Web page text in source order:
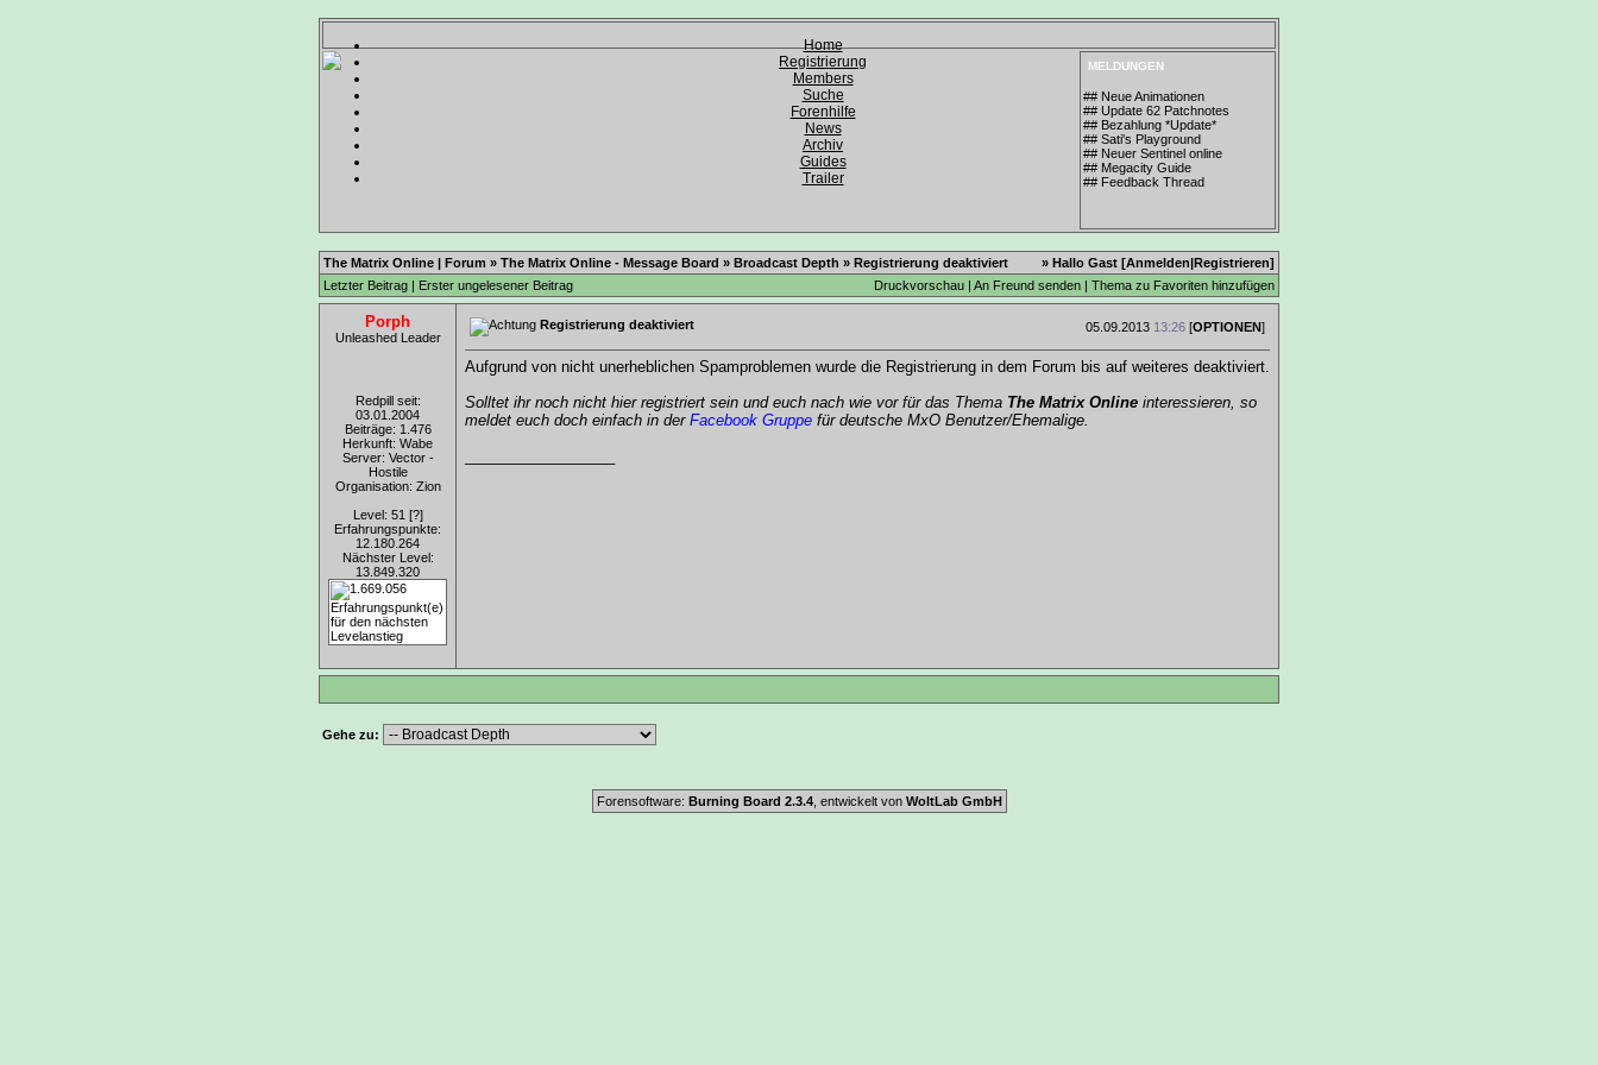
Home
Registrierung
Members
Suche
Forenhilfe
News
Archiv
Guides
Trailer
MELDUNGEN
## Neue Animationen
## Update 62 Patchnotes
## Bezahlung *Update*
## Sati's Playground
## Neuer Sentinel online
## Megacity Guide
## Feedback Thread
The Matrix Online | Forum » The Matrix Online - Message Board » Broadcast Depth » Registrierung deaktiviert » Hallo Gast [Anmelden|Registrieren]
Letzter Beitrag | Erster ungelesener Beitrag Druckvorschau | An Freund senden | Thema zu Favoriten hinzufügen
Porph
Unleashed Leader
Redpill seit:
03.01.2004
Beiträge: 1.476
Herkunft: Wabe
Server: Vector -
Hostile
Organisation: Zion
Level: 51 [?]
Erfahrungspunkte:
12.180.264
Nächster Level:
13.849.320
Registrierung deaktiviert 05.09.2013 13:26 [OPTIONEN]
Aufgrund von nicht unerheblichen Spamproblemen wurde die Registrierung in dem Forum bis auf weiteres deaktiviert.
Solltet ihr noch nicht hier registriert sein und euch nach wie vor für das Thema The Matrix Online interessieren, so
meldet euch doch einfach in der Facebook Gruppe für deutsche MxO Benutzer/Ehemalige.
Gehe zu:
Forensoftware: Burning Board 2.3.4, entwickelt von WoltLab GmbH